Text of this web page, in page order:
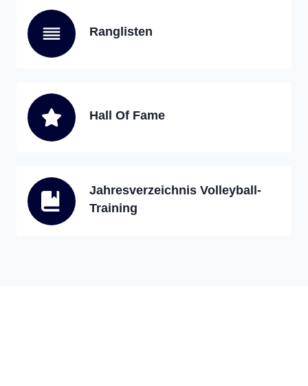
Ranglisten
Hall Of Fame
Jahresverzeichnis Volleyball-
Training